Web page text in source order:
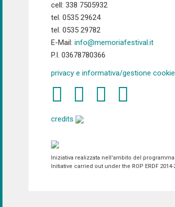
cell: 338 7505932
tel. 0535 29624
tel. 0535 29782
E-Mail: info@memoriafestival.it
P.I. 03678780366
privacy e informativa/gestione cookie
credits
Iniziativa realizzata nell'ambito del
Initiative carried out under the ROP ERDF